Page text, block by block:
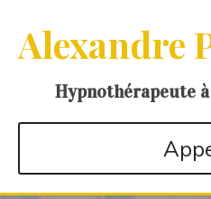
Alexandre
Hypnothérapeute